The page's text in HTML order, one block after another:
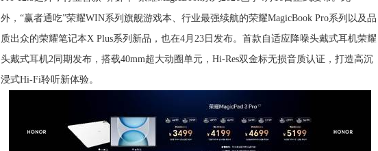
外，“赢者通吃”荣耀WIN系列旗舰游戏本、行业最强续航的荣耀MagicBook Pro系列以及品
质出众的荣耀笔记本X Plus系列新品，也在4月23日发布。首款自适应降噪头戴式耳机荣耀
头戴式耳机2同期发布，搭载40mm超大动圈单元，Hi-Res双金标无损音质认证，打造高沉
浸式Hi-Fi聆听新体验。